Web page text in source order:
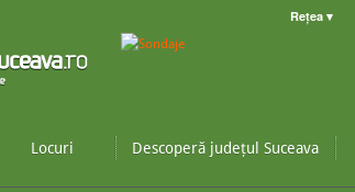
Locuri Descoperă județul Suceava
Rețea ▾